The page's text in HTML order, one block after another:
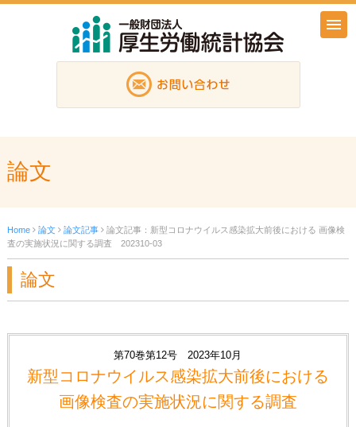
論文
Home 論文 論文記事 論文記事：新型コロナウイルス感染拡大前後における 画像検
査の実施状況に関する調査 202310-03
論文
第70巻第12号 2023年10月
新型コロナウイルス感染拡大前後における
画像検査の実施状況に関する調査